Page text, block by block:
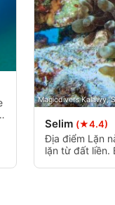
Magicdivers Kalawy,
Selim (★4.4)
Địa điểm Lặn
lặn từ đất liền.